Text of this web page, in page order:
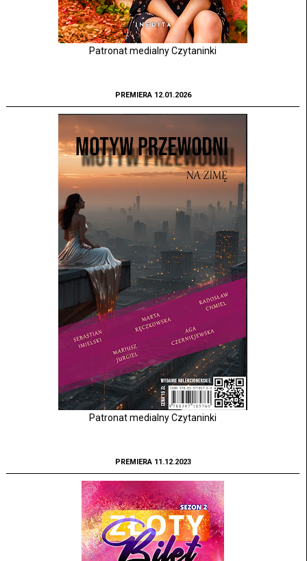
Patronat medialny Czytaninki
PREMIERA 12.01.2026
Patronat medialny Czytaninki
PREMIERA 11.12.2023